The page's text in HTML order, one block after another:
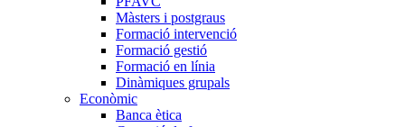
Màsters i postgraus
Formació intervenció
Formació gestió
Formació en línia
Dinàmiques grupals
Econòmic
Banca ètica